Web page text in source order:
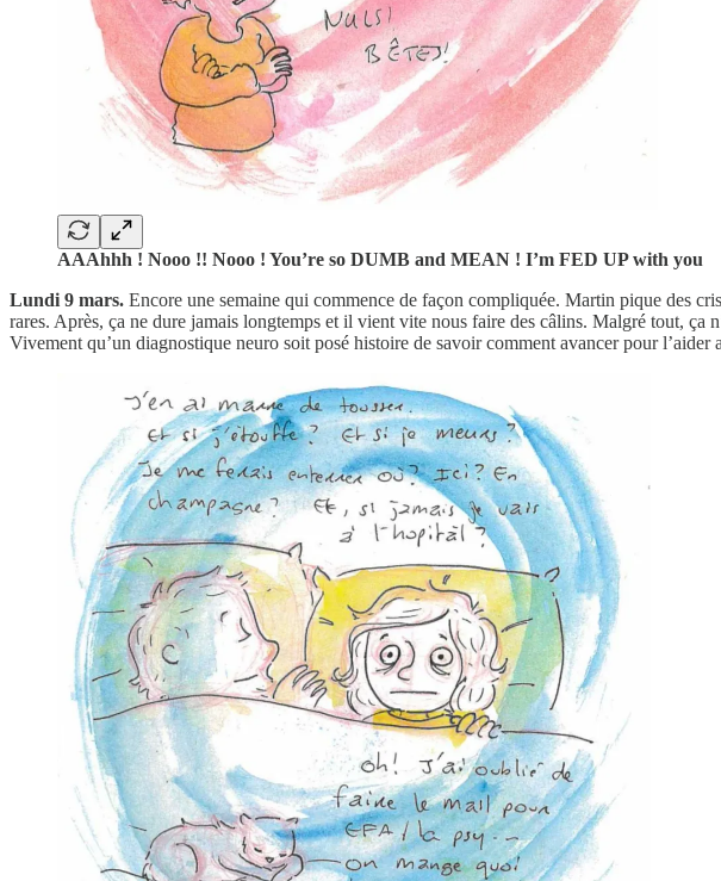
AAAhhh ! Nooo !! Nooo ! You’re so DUMB and MEAN ! I’m FED UP with you
Lundi 9 mars. Encore une semaine qui commence de façon compliquée. Martin pique des
rares. Après, ça ne dure jamais longtemps et il vient vite nous faire des câlins. Malgré tout, ça
Vivement qu’un diagnostique neuro soit posé histoire de savoir comment avancer pour